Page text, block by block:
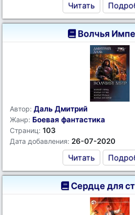
Читать
Волчья
Автор: Даль Дмитрий
Жанр: Боевая фантастика
Страниц: 103
Дата добавления: 26-07-2020
Читать
Сердце для